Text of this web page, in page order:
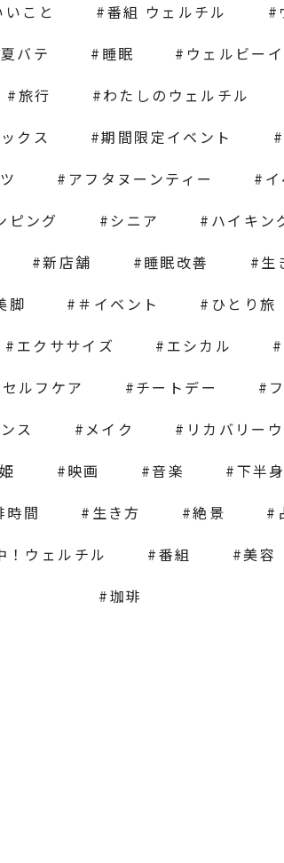
こと
番組 ウェルチル
夏バテ 睡眠 ウェルビー
旅行 わたしのウェルチル
クス 期間限定イベント
アフタヌーンティー
ピング シニア ハイキン
新店舗 睡眠改善 生
脚 ＃イベント ひとり旅
エクササイズ エシカル
セルフケア チートデー
ス メイク リカバリー
映画 音楽 下半
時間 生き方 絶景
！ウェルチル 番組 美容
珈琲